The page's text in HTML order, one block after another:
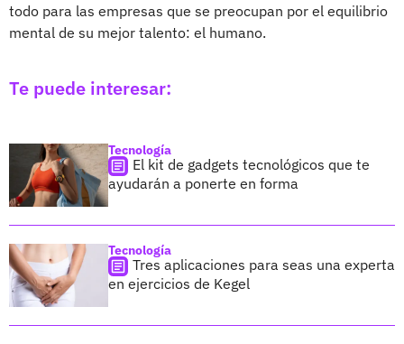
todo para las empresas que se preocupan por el equilibrio
mental de su mejor talento: el humano.
Te puede interesar:
Tecnología
El kit de gadgets tecnológicos que te
ayudarán a ponerte en forma
Tecnología
Tres aplicaciones para seas una experta
en ejercicios de Kegel